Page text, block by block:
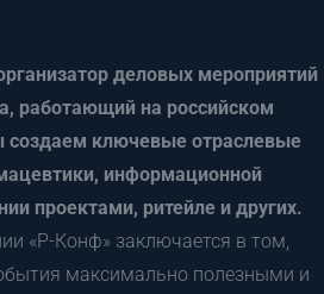
деловых мероприятий
работающий на российском
ключевые отраслевые
информационной
проектами, ритейле и других.
«Р-Конф» заключается в том,
максимально полезными и